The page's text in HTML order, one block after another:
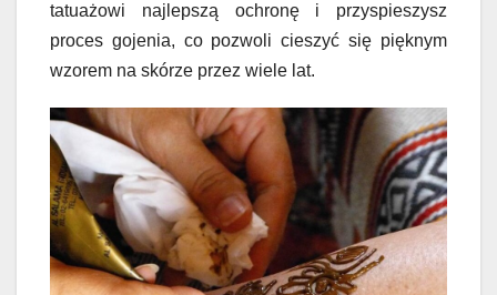
tatuażowi najlepszą ochronę i przyspieszysz
proces gojenia, co pozwoli cieszyć się pięknym
wzorem na skórze przez wiele lat.